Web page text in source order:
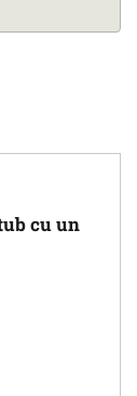
cu un